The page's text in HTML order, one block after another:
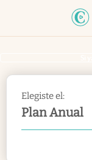
Elegiste el:
Plan Anual